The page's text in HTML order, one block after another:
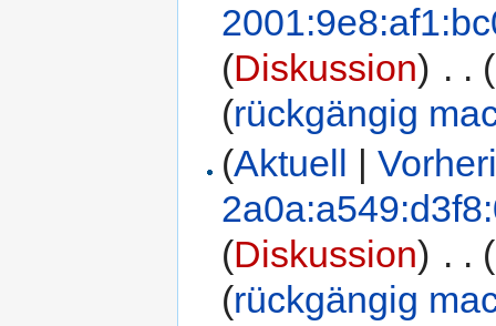
(Diskussion) . .
(rückgängig
(Aktuell |
(Diskussion) . .
(rückgängig